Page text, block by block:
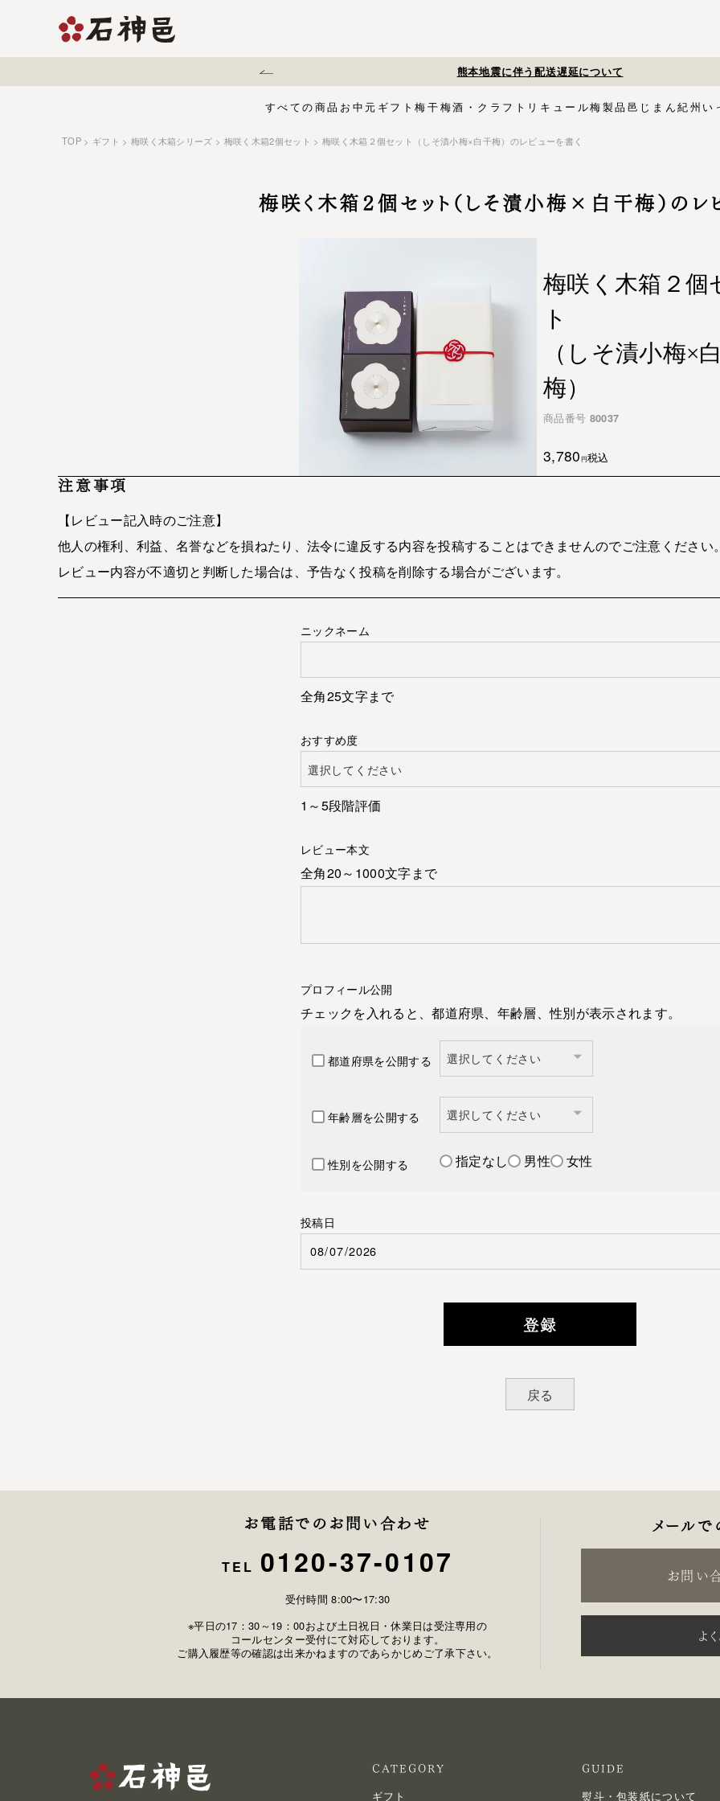
夏季休業のお知らせ
すべての商品 お中元 ギフト
1,000円〜 3,000円〜 5,000円〜 慶事用
梅干
五穀酢仕立て 白干梅紀州石神の梅干シリーズ
梅干木箱 梅干個包装 中川政七商店
花ふきん包み
ペ
梅酒・クラフトリキュール梅製品 邑じまん紀州い
TOP ギフト 梅咲く木箱シリーズ 梅咲く木箱2個セット 梅咲く木箱２個セット（しそ漬小梅×白干梅）のレビューを書く
梅咲く木箱２個セット（しそ漬小梅×白干梅）のレ
梅咲く木箱２個
ト
（しそ漬小梅×
梅）
商品番号 80037
3,780 税込
注意事項
【レビュー記入時のご注意】
他人の権利、利益、名誉などを損ねたり、法令に違反する内容を投稿することはできませんのでご注意ください
レビュー内容が不適切と判断した場合は、予告なく投稿を削除する場合がございます。
ニックネーム
全角25文字まで
おすすめ度
1～5段階評価
レビュー本文
全角20～1000文字まで
プロフィール公開
チェックを入れると、都道府県、年齢層、性別が表示されます。
都道府県を公開する
年齢層を公開する
性別を公開する 指定なし 男性 女性
投稿日
登録
戻る
お電話でのお問い合わせ
TEL 0120-37-0107
受付時間 8:00〜17:30
※平日の17：30～19：00および土日祝日・休業日は受注専用の
コールセンター受付にて対応しております。
ご購入履歴等の確認は出来かねますのであらかじめご了承下さい。
メール
お問い
よ
CATEGORY
ギフト
GUIDE
熨斗・包装紙について